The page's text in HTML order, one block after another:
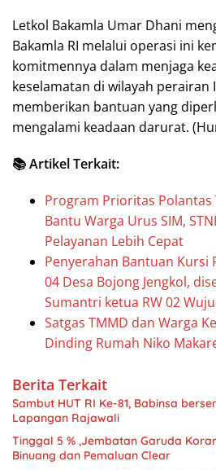
Letkol Bakamla Umar Dhani
Bakamla RI melalui operasi ini
komitmennya dalam menjaga
keselamatan di wilayah perairan
memberikan bantuan yang
mengalami keadaan darurat.
📚 Artikel Terkait:
Program Prioritas Polantas
Bantu Warga Urus SIM,
Pelayanan Lebih Cepat
‎Penyerahan Bantuan Kursi
04 Desa Bojong Jengkol,
Sumantri ketua RW 02
Satgas TMMD dan Warga
Dinding Rumah Niko
Berita Terkait
Sambut HUT RI Ke-81, Babinsa
Lapangan Rajawali
Tinggal 5 % ,Jembatan Garuda Koramil Sepaku Penghubung
Binuang dan Pemaluan Clear